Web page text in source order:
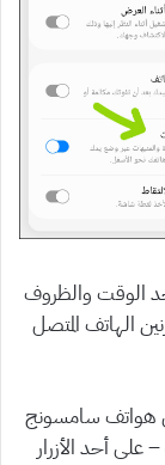
نجد الوقت والظروف
الهاتف المتصل
في هواتف سامسونج
أحد الأزرار